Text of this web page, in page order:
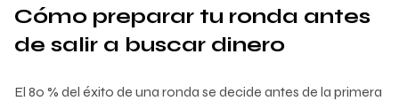
Cómo preparar tu ronda antes
de salir a buscar dinero
El 80 % del éxito de una ronda se decide antes de la primera